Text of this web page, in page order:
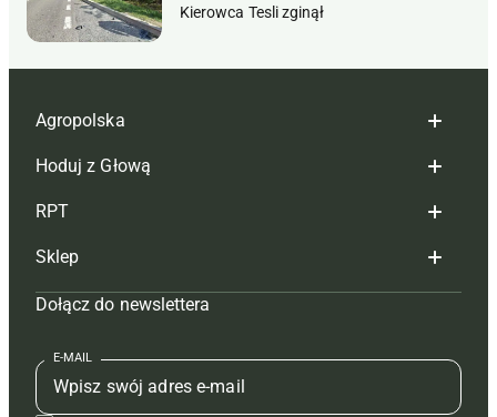
Kierowca Tesli zginął
Agropolska
Redakcja
Reklama
Tagi
Mapa serwisu
Kontakt
Regulamin
Hoduj z Głową
Hoduj z głową bydło
Hoduj z głową świnie
Prenumerata
Redakcja
Kontakt
RPT
Redakcja
Prenumerata
Reklama
Kontakt
Sklep
Czasopisma i prenumerata
Książki
Regulamin
Dołącz do newslettera
E-MAIL